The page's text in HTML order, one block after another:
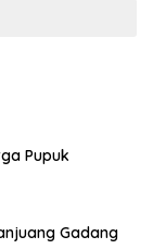
Pupuk
Gadang